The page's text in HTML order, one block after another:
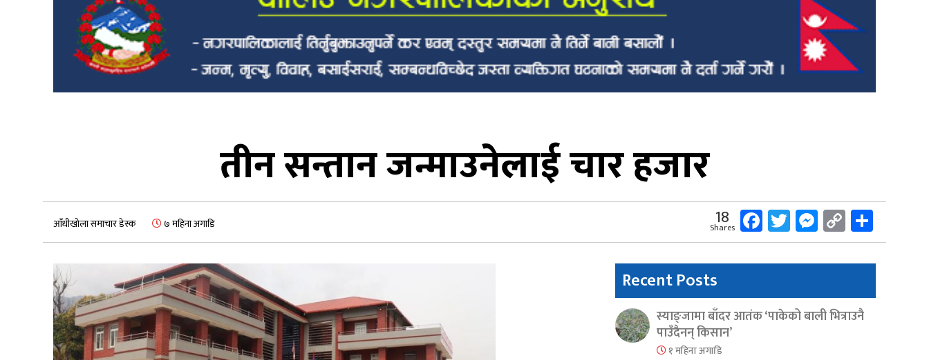
तीन सन्तान जन्माउनेलाई चार हजार
आँधीखोला समाचार डेस्क ७ महिना अगाडि 18
Shares Facebook
Twitter
Messenger
Copy
Link
Recent Posts
स्याङ्जामा बाँदर आतंक ‘पाकेको बाली भित्राउनै
पाउँदैनन् किसान’
१ महिना अगाडि